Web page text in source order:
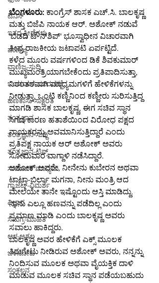
ಟೆನಿಸ್
ಇತರ-ಕ್ರೀಡೆಗಳು
ವಾಣಿಜ್ಯ
ವಾಣಿಜ್ಯ-ಸುದ್ದಿ
ಬಂಡವಾಳ-ಮಾರುಕಟ್ಟೆ
ಹಣಕಾಸು-ಸಾಕ್ಷರತೆ
ತಂತ್ರಜ್ಞಾನ
ತಂತ್ರಜ್ಞಾನ-ಸುದ್ದಿ
ತಂತ್ರಜ್ಞಾನ-ಟಿಪ್ಸ್
ಸಾಮಾಜಿಕ ಮಾಧ್ಯಮ
ಗ್ಯಾಜೆಟ್-ವಿಮರ್ಶೆ
ವಿಜ್ಞಾನ
ಸಮಗ್ರ-ಮಾಹಿತಿ
ಆಳ-ಅಗಲ
ಒಳನೋಟ
ಸಂಕಲನ
ಬೆಂಗಳೂರು: ಕಾಂಗ್ರೆಸ್ ಶಾಸಕ ಎಚ್.ಸಿ. ಬಾಲಕೃಷ್ಣ
ಮತ್ತು ಬಿಜೆಪಿ ನಾಯಕ ಆರ್. ಅಶೋಕ್ ನಡುವೆ
'ಬಿಡದಿ ಟೌನ್‌ಶಿಪ್' ಭೂಸ್ವಾಧೀನ ವಿಚಾರವಾಗಿ
ತೀವ್ರ ರಾಜಕೀಯ ಜಟಾಪಟಿ ಏರ್ಪಟ್ಟಿದೆ.
ಕಳೆದ ಮೂರು ವರ್ಷಗಳಿಂದ ಡಿಕೆ ಶಿವಕುಮಾರ್
ಮುಖ್ಯಮಂತ್ರಿಯಾಗಬೇಕೆಂದು ಪ್ರತಿಪಾದಿಸುತ್ತಾ,
ನಿರಂತರವಾಗಿ ಮಾಧ್ಯಮಗಳಿಗೆ ಹೇಳಿಕೆಗಳನ್ನು
ನೀಡುತ್ತಾ, ಒಂಟಿ ಕಣ್ಣಿನಿಂದ ಕಣ್ಣೀರು ಸುರಿಸುತ್ತಿದ್ದ
ಮಾಗಡಿ ಶಾಸಕ ಬಾಲಕೃಷ್ಣ, ಈಗ ಸಚಿವ ಸ್ಥಾನ
ಸಿಗದ ಕಾರಣ ಹತಾಶೆಯಿಂದ ವಿರೋಧ ಪಕ್ಷದ
ನಾಯಕರನ್ನು ಅವಮಾನಿಸುತ್ತಿದ್ದಾರೆ ಎಂದು
ಪ್ರತಿಪಕ್ಷ ನಾಯಕ ಆರ್ ಅಶೋಕ್ ಅವರು
ಸೋಮವಾರ ವಾಗ್ದಾಳಿ ನಡೆಸಿದ್ದಾರೆ.
ಅಶೋಕ್ ಅವರೇ, ನೀನೇನು ಕುಬೇರನ ಅಥವಾ
ಟಾಟಾ-ಬಿರ್ಲಾ ಮಗನಾ, ನೀನು ಮಂತ್ರಿ ಆದ
ಮೇಲೆಯೇ ತಾನೇ ಇಷ್ಟೊಂದು ಆಸ್ತಿ ಮಾಡಿದ್ದು.
ನಾನು ಎಲ್ಲೂ ಹಣವನ್ನು ಪಡೆದಿಲ್ಲ ಎಂದು
ಪ್ರಮಾಣ ಮಾಡಿ ಎಂದು ಬಾಲಕೃಷ್ಣ ಅವರು
ಸವಾಲು ಹಾಕಿದ್ದರು.
ಬಾಲಕೃಷ್ಣ ಅವರ ಹೇಳಿಕೆಗೆ ಎಕ್ಸ್ ಮೂಲಕ
ತಿರುಗೇಟು ನೀಡಿರುವ ಅಶೋಕ್ ಅವರು, ನನ್ನನ್ನು
ನಿಂದಿಸುವ ಮೂಲಕ ಅಥವಾ ವೈಯಕ್ತಿಕ ದಾಳಿ
ಮಾಡುವ ಮೂಲಕ ಸಚಿವ ಸ್ಥಾನ ಪಡೆಯಬಹುದು